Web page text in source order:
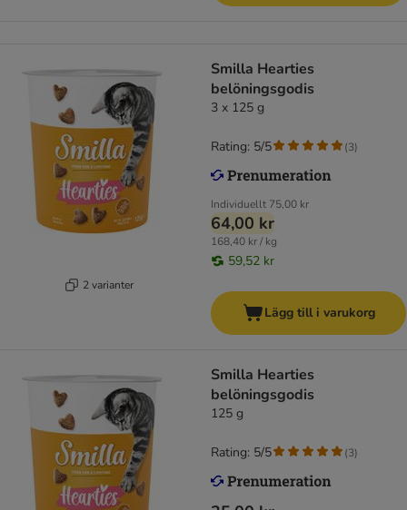
2 varianter
Smilla Hearties
belöningsgodis
3 x 125 g
Individuellt 75,00 kr
64,00 kr
168,40 kr / kg
59,52 kr
Rating: 5/5 (3)
Lägg till i varukorg
Smilla Hearties
belöningsgodis
125 g
Rating: 5/5 (3)